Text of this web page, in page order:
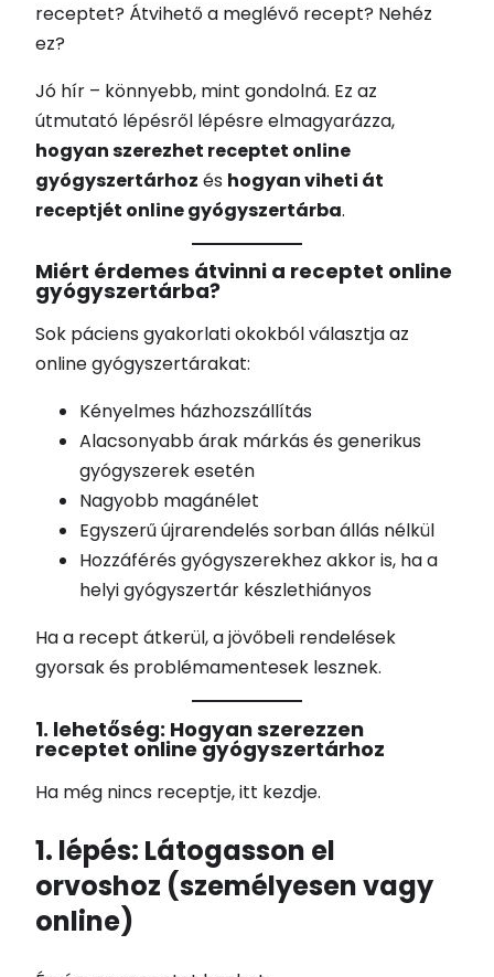
receptet? Átvihető a meglévő recept? Nehéz
ez?
Jó hír – könnyebb, mint gondolná. Ez az
útmutató lépésről lépésre elmagyarázza,
hogyan szerezhet receptet online
gyógyszertárhoz és hogyan viheti át
receptjét online gyógyszertárba.
Miért érdemes átvinni a receptet online
gyógyszertárba?
Sok páciens gyakorlati okokból választja az
online gyógyszertárakat:
Kényelmes házhozszállítás
Alacsonyabb árak márkás és generikus
gyógyszerek esetén
Nagyobb magánélet
Egyszerű újrarendelés sorban állás nélkül
Hozzáférés gyógyszerekhez akkor is, ha a
helyi gyógyszertár készlethiányos
Ha a recept átkerül, a jövőbeli rendelések
gyorsak és problémamentesek lesznek.
1. lehetőség: Hogyan szerezzen
receptet online gyógyszertárhoz
Ha még nincs receptje, itt kezdje.
1. lépés: Látogasson el
orvoshoz (személyesen vagy
online)